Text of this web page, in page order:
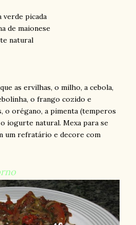
verde picada
de maionese
natural
as ervilhas, o milho, a cebola,
o frango cozido e
o orégano, a pimenta (temperos
iogurte natural. Mexa para se
um refratário e decore com